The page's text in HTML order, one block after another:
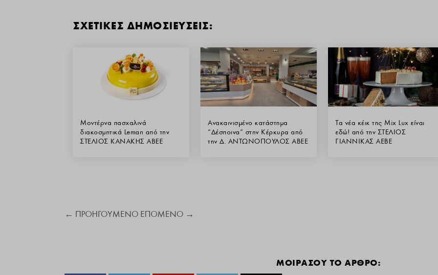
ΣΧΕΤΙΚΕΣ ΔΗΜΟΣΙΕΥΣΕΙΣ:
Μοντέρνα πασχαλινά
διακοσμητικά Leman από την
ΣΤΕΛΙΟΣ ΚΑΝΑΚΗΣ ΑΒΕΕ
Ανακαινισμένο κατάστημα
“Δέσποινα” στην Κέρκυρα από
την Δ. ΑΝΤΩΝΟΠΟΥΛΟΣ ΑΒΕΕ
Τα νέα κέικ της Mix Lux είναι
εδώ! από την ΣΤΕΛΙΟΣ
ΓΙΑΝΝΙΚΑΣ ΑΕΒΕ
← ΠΡΟΗΓΟΥΜΕΝΟ ΕΠΟΜΕΝΟ →
ΜΟΙΡΑΣΟΥ ΤΟ ΑΡΘΡΟ: